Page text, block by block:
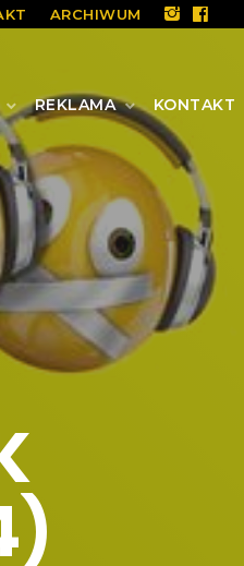
ARCHIWUM
REKLAMA KONTAKT